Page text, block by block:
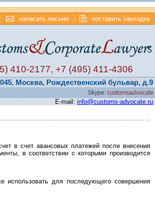
написать письмо поставить закладку
410-2177, +7 (495) 411-4306
Москва, Рождественский бульвар, д.9
Skype: customsadvocate
E-mail: info@customs-advocate.ru
в счет авансовых платежей после внесения
в соответствии с которыми производится
для последующего совершения